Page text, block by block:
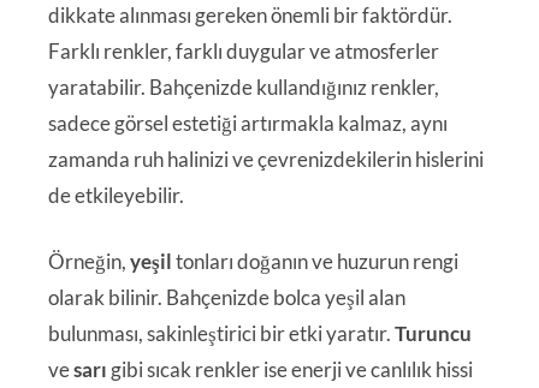
dikkate alınması gereken önemli bir faktördür.
Farklı renkler, farklı duygular ve atmosferler
yaratabilir. Bahçenizde kullandığınız renkler,
sadece görsel estetiği artırmakla kalmaz, aynı
zamanda ruh halinizi ve çevrenizdekilerin hislerini
de etkileyebilir.
Örneğin,yeşiltonları doğanın ve huzurun rengi
olarak bilinir. Bahçenizde bolca yeşil alan
bulunması, sakinleştirici bir etki yaratır.Turuncu
vesarı gibi sıcak renkler ise enerji ve canlılık hissi